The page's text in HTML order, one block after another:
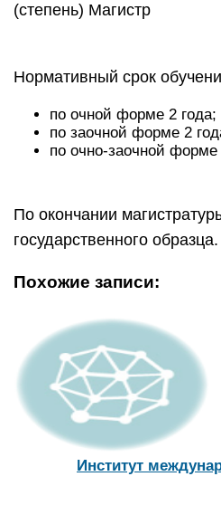
(степень) Магистр
Нормативный срок
по очной форме 2 года;
по заочной форме 2
по очно-заочной
По окончании
государственного образца.
Похожие записи:
Институт